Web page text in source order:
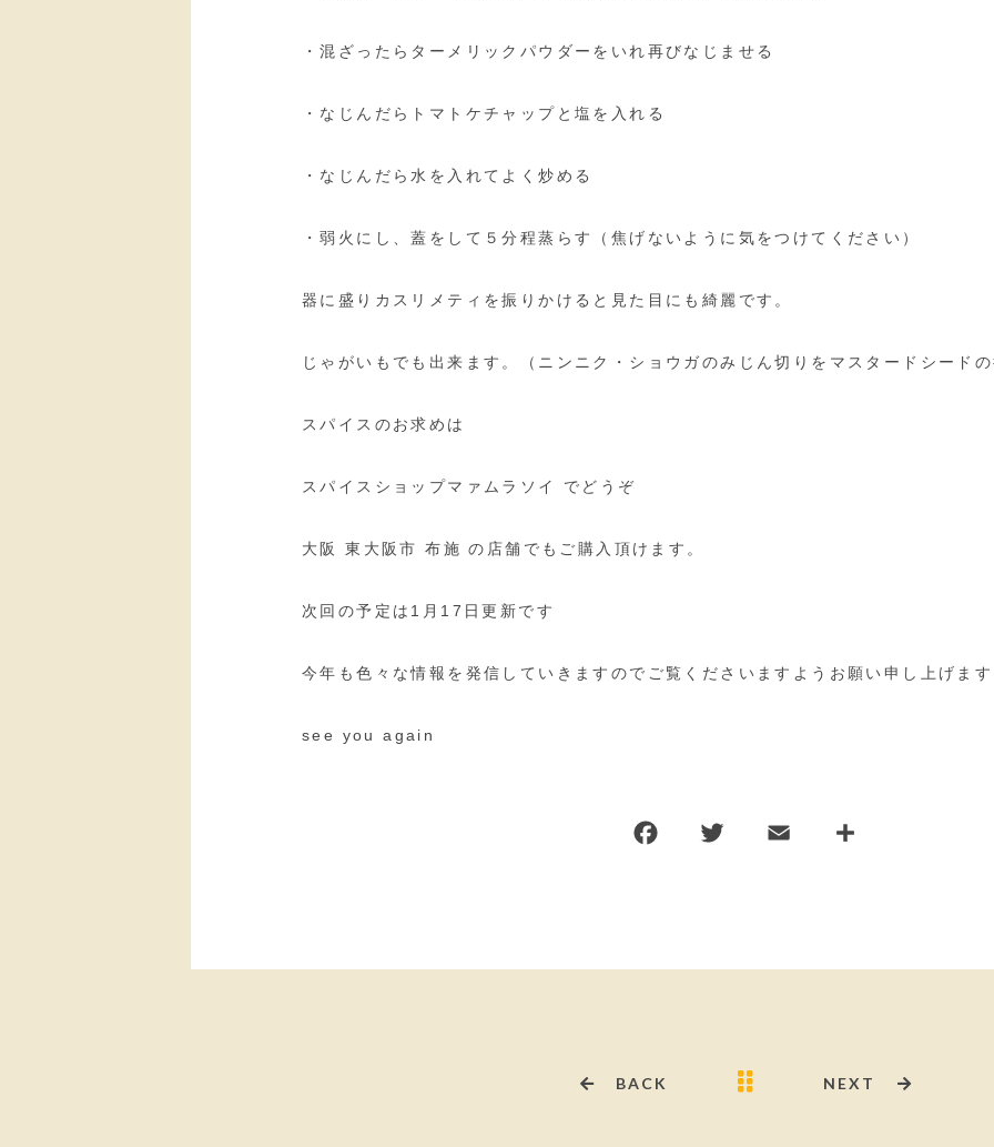
・混ざったらターメリックパウダーをいれ再びなじませる
・なじんだらトマトケチャップと塩を入れる
・なじんだら水を入れてよく炒める
・弱火にし、蓋をして５分程蒸らす（焦げないように気をつけてください）
器に盛りカスリメティを振りかけると見た目にも綺麗です。
じゃがいもでも出来ます。（ニンニク・ショウガのみじん切りをマスタードシード
スパイスのお求めは
スパイスショップマァムラソイ でどうぞ
大阪 東大阪市 布施 の店舗でもご購入頂けます。
次回の予定は1月17日更新です
今年も色々な情報を発信していきますのでご覧くださいますようお願い申し上げま
see you again
BACK NEXT